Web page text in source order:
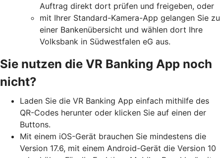
Auftrag direkt dort prüfen und freigeben, oder
mit Ihrer Standard-Kamera-App gelangen Sie zu
einer Bankenübersicht und wählen dort Ihre
Volksbank in Südwestfalen eG aus.
Sie nutzen die VR Banking App noch
nicht?
Laden Sie die VR Banking App einfach mithilfe des
QR-Codes herunter oder klicken Sie auf einen der
Buttons.
Mit einem iOS-Gerät brauchen Sie mindestens die
Version 17.6, mit einem Android-Gerät die Version 10